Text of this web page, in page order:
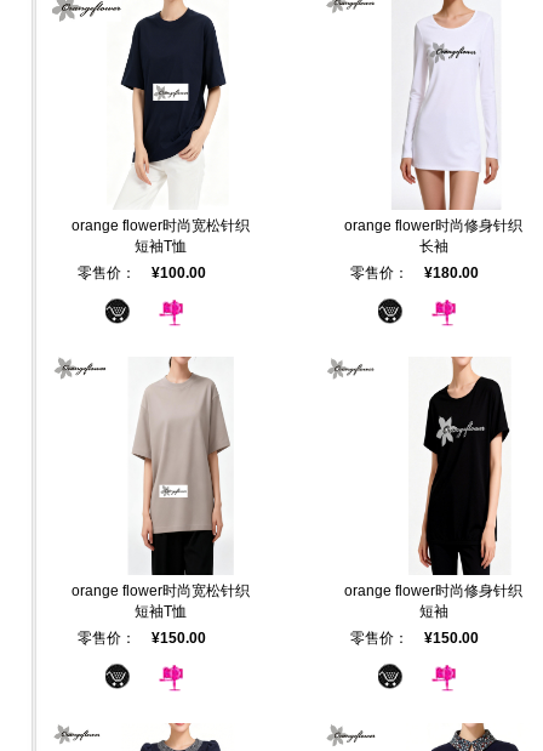
orange flower时尚宽松针织
短袖T恤
零售价：
¥100.00
orange flower时尚修身针织
长袖
零售价：
¥180.00
orange flower时尚宽松针织
短袖T恤
零售价：
¥150.00
orange flower时尚修身针织
短袖
零售价：
¥150.00